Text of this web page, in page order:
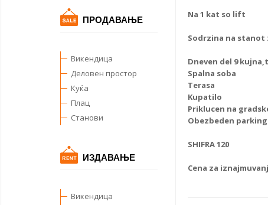
ПРОДАВАЊЕ
Викендица
Деловен простор
Куќа
Плац
Станови
ИЗДАВАЊЕ
Викендица
Na 1 kat so lift
Sodrzina na stanot :
Dneven del 9
Spalna soba
Terasa
Kupatilo
Priklucen na
Obezbeden parking
SHIFRA 120
Cena za